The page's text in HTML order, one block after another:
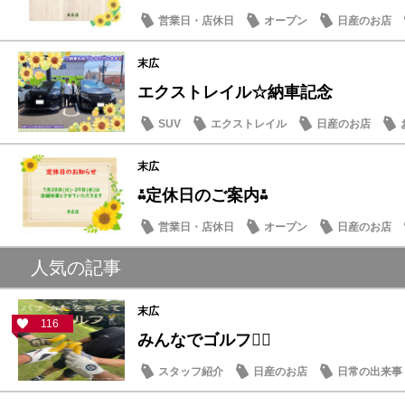
営業日・店休日 オープン 日産のお店
末広
エクストレイル☆納車記念
SUV エクストレイル 日産のお店
末広
⁂定休日のご案内⁂
営業日・店休日 オープン 日産のお店
人気の記事
116
末広
みんなでゴルフ🏌️‍♂️
スタッフ紹介 日産のお店 日常の出来事